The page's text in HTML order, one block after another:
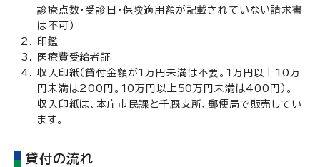
診療点数・受診日・保険適用額が記載されていない請求書
は不可）
印鑑
医療費受給者証
収入印紙（貸付金額が1万円未満は不要。1万円以上10万
円未満は200円。10万円以上50万円未満は400円）。
収入印紙は、本庁市民課と千厩支所、郵便局で販売してい
ます。
貸付の流れ